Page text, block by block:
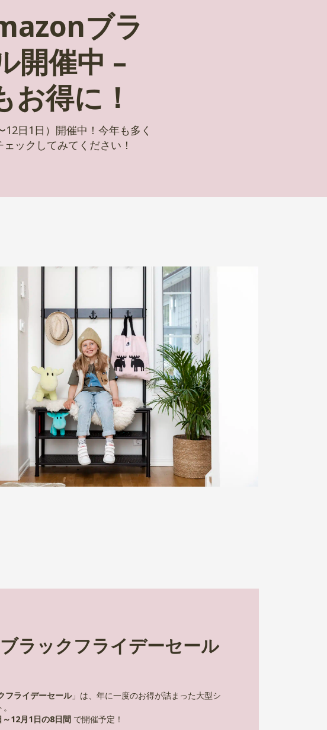
ブラ
開催中 –
得に！
日1日）開催中！今年も多く
ックしてみてください！
ラックフライデーセール
ライデーセール」は、年に一度のお得が詰まった大型シ
～12月1日の8日間 で開催予定！